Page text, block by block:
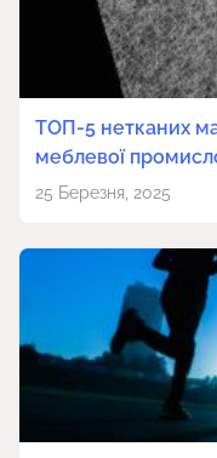
ТОП-5 нетканих
меблевої
25 Березня, 2025